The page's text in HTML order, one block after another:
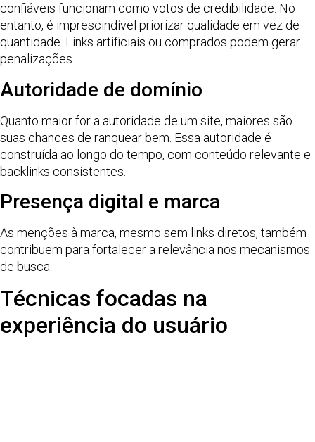
confiáveis funcionam como votos de credibilidade. No
entanto, é imprescindível priorizar qualidade em vez de
quantidade. Links artificiais ou comprados podem gerar
penalizações.
Autoridade de domínio
Quanto maior for a autoridade de um site, maiores são
suas chances de ranquear bem. Essa autoridade é
construída ao longo do tempo, com conteúdo relevante e
backlinks consistentes.
Presença digital e marca
As menções à marca, mesmo sem links diretos, também
contribuem para fortalecer a relevância nos mecanismos
de busca.
Técnicas focadas na
experiência do usuário